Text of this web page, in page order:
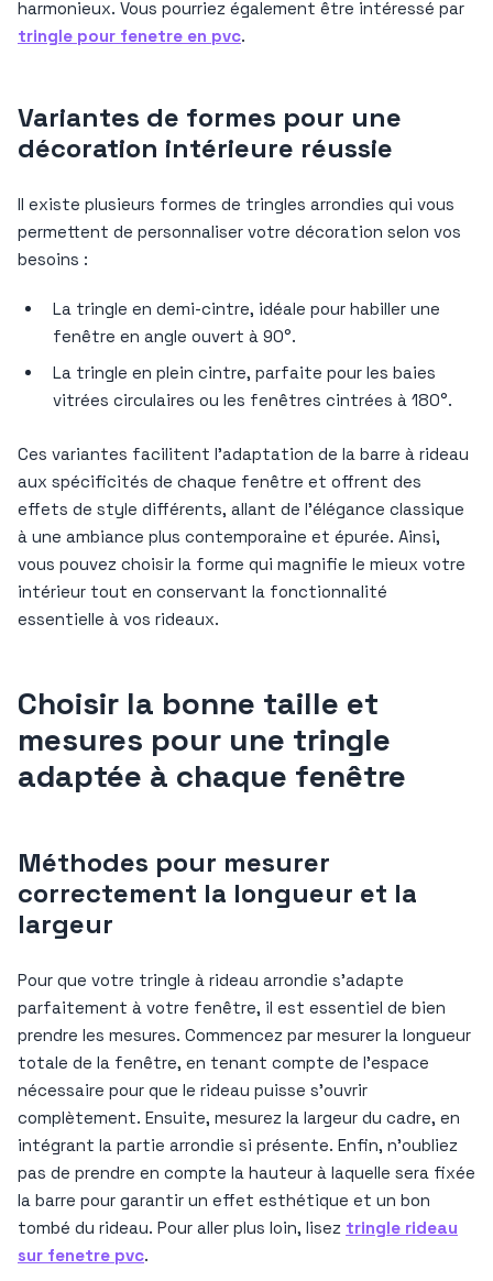
harmonieux. Vous pourriez également être intéressé par
tringle pour fenetre en pvc.
Variantes de formes pour une
décoration intérieure réussie
Il existe plusieurs formes de tringles arrondies qui vous
permettent de personnaliser votre décoration selon vos
besoins :
La tringle en demi-cintre, idéale pour habiller une
fenêtre en angle ouvert à 90°.
La tringle en plein cintre, parfaite pour les baies
vitrées circulaires ou les fenêtres cintrées à 180°.
Ces variantes facilitent l’adaptation de la barre à rideau
aux spécificités de chaque fenêtre et offrent des
effets de style différents, allant de l’élégance classique
à une ambiance plus contemporaine et épurée. Ainsi,
vous pouvez choisir la forme qui magnifie le mieux votre
intérieur tout en conservant la fonctionnalité
essentielle à vos rideaux.
Choisir la bonne taille et
mesures pour une tringle
adaptée à chaque fenêtre
Méthodes pour mesurer
correctement la longueur et la
largeur
Pour que votre tringle à rideau arrondie s’adapte
parfaitement à votre fenêtre, il est essentiel de bien
prendre les mesures. Commencez par mesurer la longueur
totale de la fenêtre, en tenant compte de l’espace
nécessaire pour que le rideau puisse s’ouvrir
complètement. Ensuite, mesurez la largeur du cadre, en
intégrant la partie arrondie si présente. Enfin, n’oubliez
pas de prendre en compte la hauteur à laquelle sera fixée
la barre pour garantir un effet esthétique et un bon
tombé du rideau. Pour aller plus loin, lisez tringle rideau
sur fenetre pvc.